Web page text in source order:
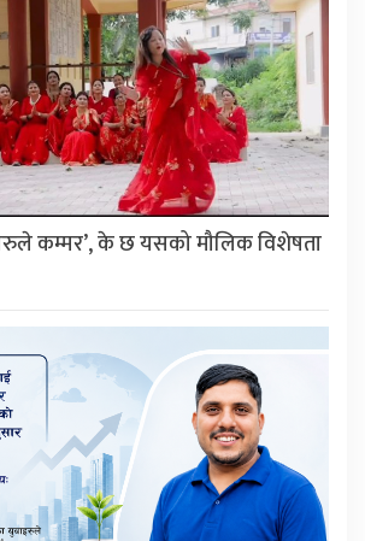
कम्मर’, के छ यसको मौलिक विशेषता